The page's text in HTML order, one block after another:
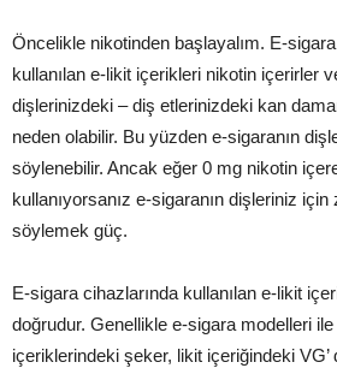
Öncelikle nikotinden başlayalım. E-
kullanılan e-likit içerikleri nikotin içerirler
dişlerinizdeki – diş etlerinizdeki kan
neden olabilir. Bu yüzden e-sigaranın
söylenebilir. Ancak eğer 0 mg nikotin
kullanıyorsanız e-sigaranın dişleriniz için
söylemek güç.
E-sigara cihazlarında kullanılan e-likit
doğrudur. Genellikle e-sigara modelleri
içeriklerindeki şeker, likit içeriğindeki VG’